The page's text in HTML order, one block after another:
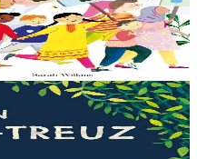
meurbet ivez, met ezhomm he
gwelloc’h efedoù Mab-
mañ....